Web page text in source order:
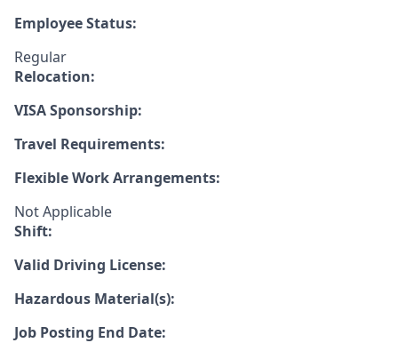
Employee Status:
Regular
Relocation:
VISA Sponsorship:
Travel Requirements:
Flexible Work Arrangements:
Not Applicable
Shift:
Valid Driving License:
Hazardous Material(s):
Job Posting End Date: